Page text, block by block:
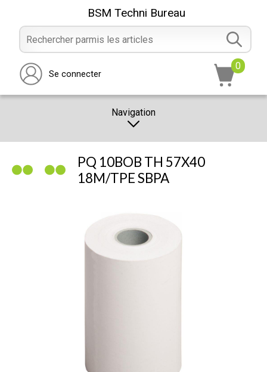
BSM Techni Bureau
Se connecter
0
Navigation
PROMOTION
NOUS CONTACTER
RÉALISATION
PQ 10BOB TH 57X40
18M/TPE SBPA